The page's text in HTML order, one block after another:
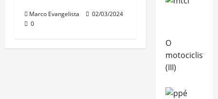
Marco Evangelista
02/03/2024
0
O
motociclista
(III)